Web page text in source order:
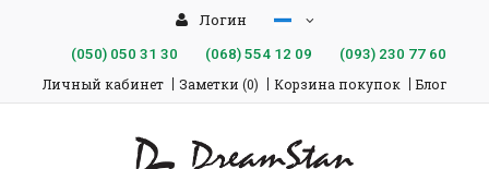
Логин
(050)050 31 30 (068)554 12 09 (093)230 77 60
Личный кабинет Заметки (0) Корзина покупок Блог